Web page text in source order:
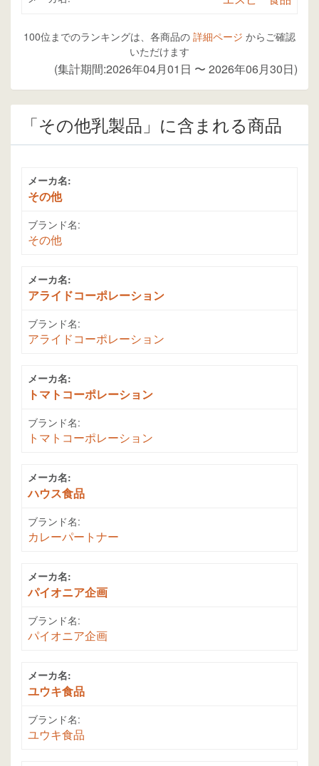
100位までのランキングは、各商品の 詳細ページ からご確認
いただけます
(集計期間:2026年04月01日 〜 2026年06月30日)
「その他乳製品」に含まれる商品
メーカ名:
その他
ブランド名:
その他
メーカ名:
アライドコーポレーション
ブランド名:
アライドコーポレーション
メーカ名:
トマトコーポレーション
ブランド名:
トマトコーポレーション
メーカ名:
ハウス食品
ブランド名:
カレーパートナー
メーカ名:
パイオニア企画
ブランド名:
パイオニア企画
メーカ名:
ユウキ食品
ブランド名:
ユウキ食品